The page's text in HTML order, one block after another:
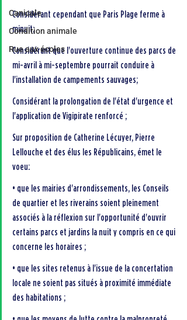
Canicule
Condition animale
Rue aux écoles
Considérant cependant que Paris Plage ferme à
minuit;
Considérant que l'ouverture continue des parcs de
mi-avril à mi-septembre pourrait conduire à
l'installation de campements sauvages;
Considérant la prolongation de l'état d'urgence et
l'application de Vigipirate renforcé ;
Sur proposition de Catherine Lécuyer, Pierre
Lellouche et des élus les Républicains, émet le
voeu:
• que les mairies d'arrondissements, les Conseils
de quartier et les riverains soient pleinement
associés à la réflexion sur l'opportunité d'ouvrir
certains parcs et jardins la nuit y compris en ce qui
concerne les horaires ;
• que les sites retenus à l'issue de la concertation
locale ne soient pas situés à proximité immédiate
des habitations ;